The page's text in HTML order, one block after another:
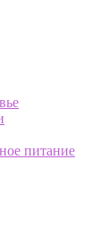
питание